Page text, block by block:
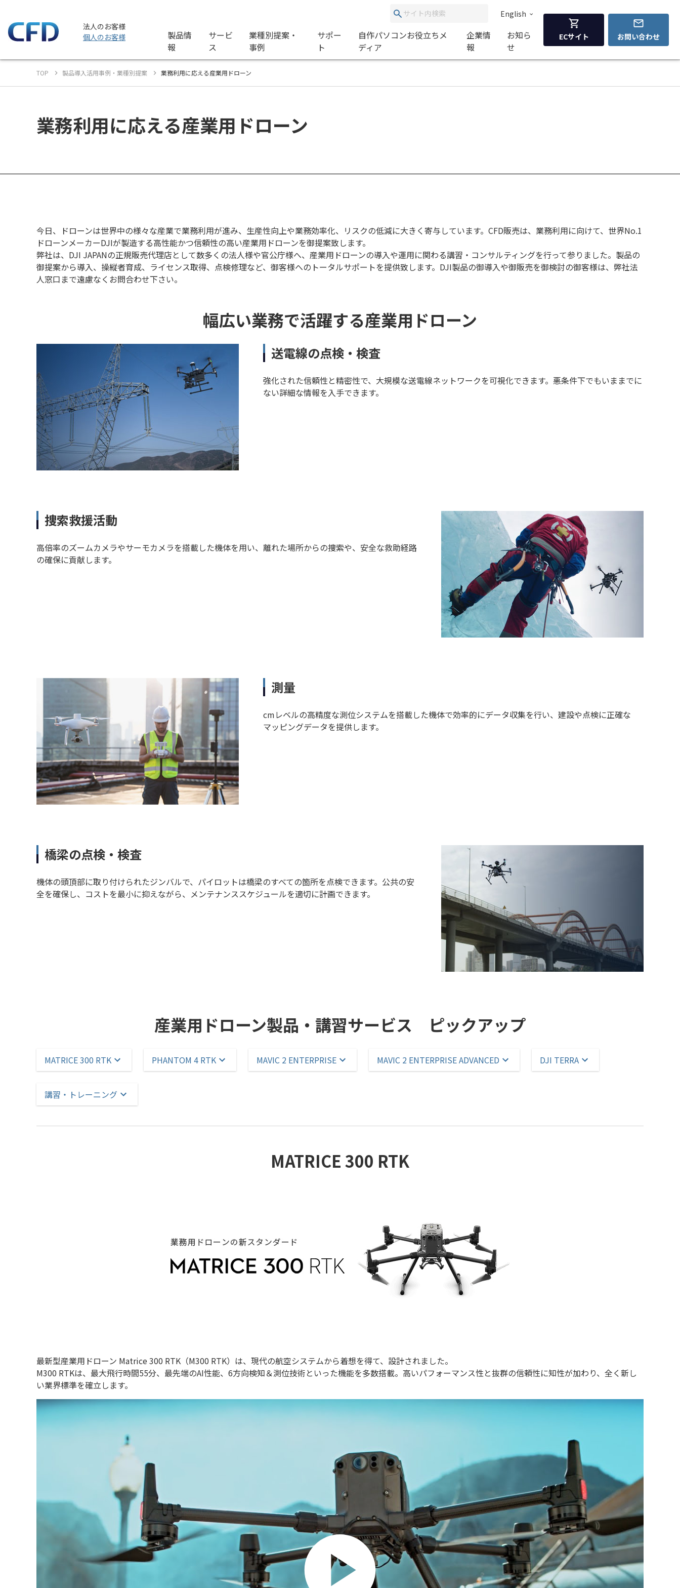
法人のお客様
個人のお客様
English
製品情
報
サービ
ス
業種別提案・
事例
サポー
ト
自作パソコンお役立ちメ
ディア
企業情
報
お知ら
せ
ECサイト お問い合わせ
TOP 製品導入活用事例・業種別提案 業務利用に応える産業用ドローン
業務利用に応える産業用ドローン
今日、ドローンは世界中の様々な産業で業務利用が進み、生産性向上や業務効率化、リスクの低減に大きく寄与しています。CFD販売は、業務利用に向けて、世界No.1
ドローンメーカーDJIが製造する高性能かつ信頼性の高い産業用ドローンを御提案致します。
弊社は、DJI JAPANの正規販売代理店として数多くの法人様や官公庁様へ、産業用ドローンの導入や運用に関わる講習・コンサルティングを行って参りました。製品の
御提案から導入、操縦者育成、ライセンス取得、点検修理など、御客様へのトータルサポートを提供致します。DJI製品の御導入や御販売を御検討の御客様は、弊社法
人窓口まで遠慮なくお問合わせ下さい。
幅広い業務で活躍する産業用ドローン
送電線の点検・検査
強化された信頼性と精密性で、大規模な送電線ネットワークを可視化できます。悪条件下でもいままでに
ない詳細な情報を入手できます。
捜索救援活動
高倍率のズームカメラやサーモカメラを搭載した機体を用い、離れた場所からの捜索や、安全な救助経路
の確保に貢献します。
測量
cmレベルの高精度な測位システムを搭載した機体で効率的にデータ収集を行い、建設や点検に正確な
マッピングデータを提供します。
橋梁の点検・検査
機体の頭頂部に取り付けられたジンバルで、パイロットは橋梁のすべての箇所を点検できます。公共の安
全を確保し、コストを最小に抑えながら、メンテナンススケジュールを適切に計画できます。
産業用ドローン製品・講習サービス ピックアップ
MATRICE 300 RTK PHANTOM 4 RTK MAVIC 2 ENTERPRISE MAVIC 2 ENTERPRISE ADVANCED DJI TERRA
講習・トレーニング
MATRICE 300 RTK
最新型産業用ドローン Matrice 300 RTK（M300 RTK）は、現代の航空システムから着想を得て、設計されました。
M300 RTKは、最大飛行時間55分、最先端のAI性能、6方向検知＆測位技術といった機能を多数搭載。高いパフォーマンス性と抜群の信頼性に知性が加わり、全く新し
い業界標準を確立します。